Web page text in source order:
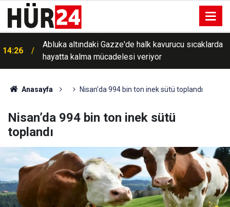
14:26
Abluka altındaki Gazze'de halk kavurucu sıcaklarda
hayatta kalma mücadelesi veriyor
Anasayfa Nisan’da 994 bin ton inek sütü toplandı
Nisan’da 994 bin ton inek sütü
toplandı